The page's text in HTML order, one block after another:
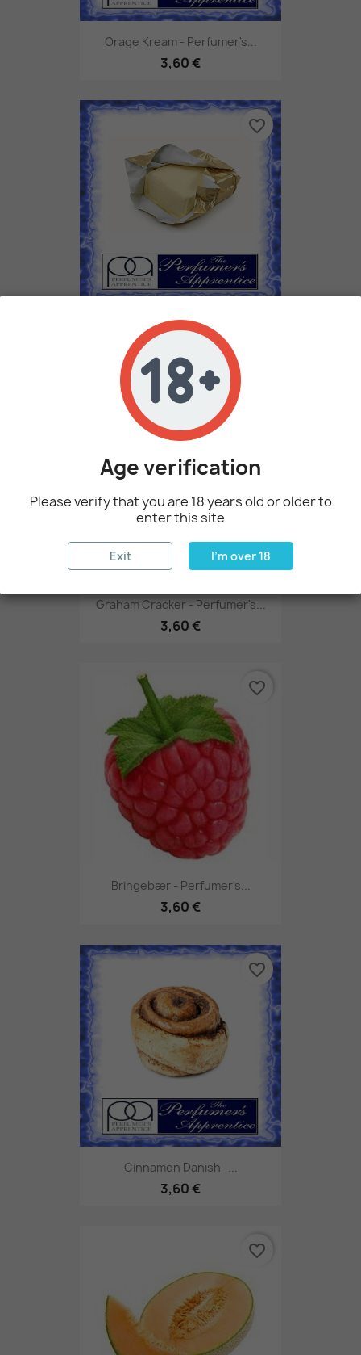
Orage Kream - Perfumer's...
3,60 €
Smørr - Perfumer's Apprentice
favorite_border
Graham Cracker - Perfumer's...
3,60 €
Bringebær - Perfumer's...
3,60 €
favorite_border
Cinnamon Danish -...
3,60 €
favorite_border
favorite_border
Age verification
Please verify that you are 18 years old or older to
enter this site
Exit I'm over 18